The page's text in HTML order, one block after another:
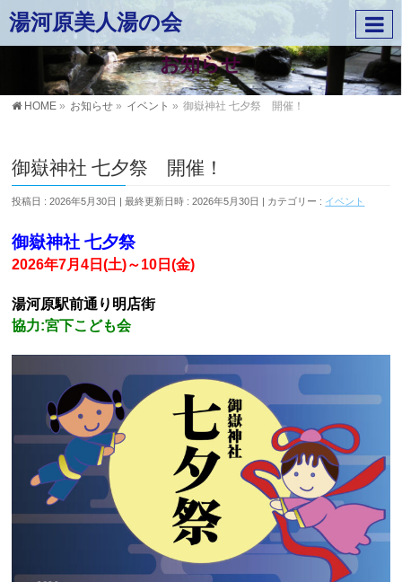
湯河原美人湯の会
お知らせ
HOME » お知らせ » イベント » 御嶽神社 七夕祭 開催！
御嶽神社 七夕祭 開催！
投稿日 : 2026年5月30日 最終更新日時 : 2026年5月30日 カテゴリー : イベント
御嶽神社 七夕祭
2026年7月4日(土)～10日(金)
湯河原駅前通り明店街
協力:宮下こども会